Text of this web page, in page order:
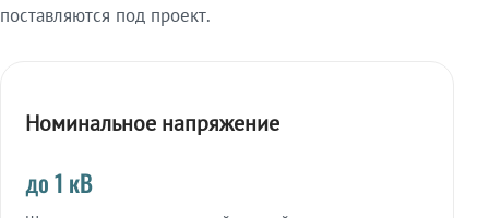
поставляются под проект.
Номинальное напряжение
до 1 кВ